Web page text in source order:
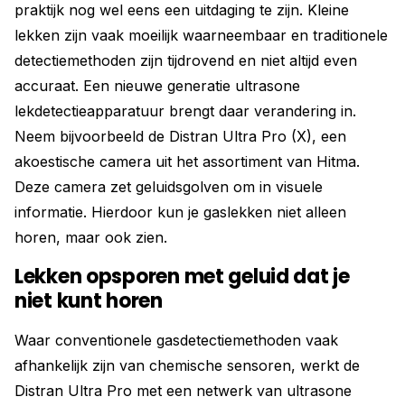
praktijk nog wel eens een uitdaging te zijn. Kleine
lekken zijn vaak moeilijk waarneembaar en traditionele
detectiemethoden zijn tijdrovend en niet altijd even
accuraat. Een nieuwe generatie ultrasone
lekdetectieapparatuur brengt daar verandering in.
Neem bijvoorbeeld de Distran Ultra Pro (X), een
akoestische camera uit het assortiment van Hitma.
Deze camera zet geluidsgolven om in visuele
informatie. Hierdoor kun je gaslekken niet alleen
horen, maar ook zien.
Lekken opsporen met geluid dat je
niet kunt horen
Waar conventionele gasdetectiemethoden vaak
afhankelijk zijn van chemische sensoren, werkt de
Distran Ultra Pro met een netwerk van ultrasone